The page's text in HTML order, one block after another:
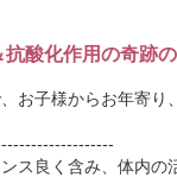
抗酸化作用の奇跡
お子様からお年寄り
ス良く含み、体内の